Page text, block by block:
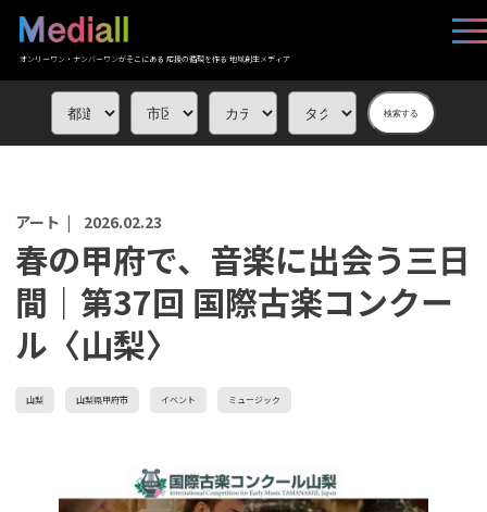
オンリーワン・ナンバーワンがそこにある 応援の循環を作る 地域創生メディア
検索する
アート | 2026.02.23
春の甲府で、音楽に出会う三日
間｜第37回 国際古楽コンクー
ル〈山梨〉
山梨 山梨県甲府市 イベント ミュージック